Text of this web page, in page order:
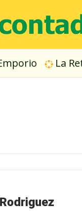
La